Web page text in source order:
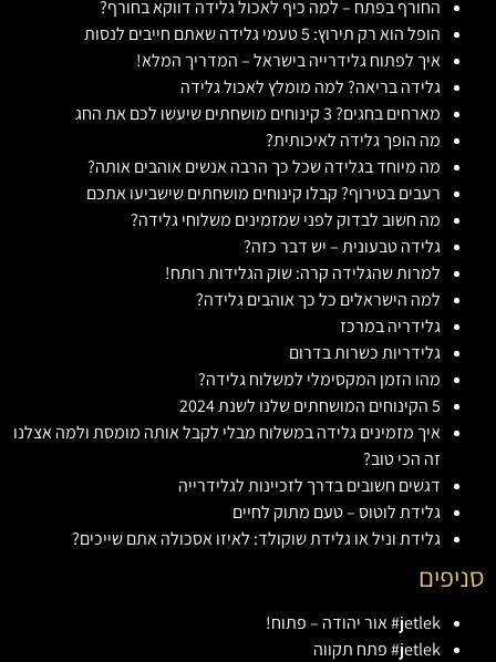
החורף בפתח – למה כיף לאכול גלידה דווקא בחורף?
הופל הוא רק תירוץ: 5 טעמי גלידה שאתם חייבים לנסות
איך לפתוח גלידרייה בישראל – המדריך המלא!
גלידה בריאה? למה מומלץ לאכול גלידה
מארחים בחגים? 3 קינוחים מושחתים שיעשו לכם את החג
מה הופך גלידה לאיכותית?
מה מיוחד בגלידה שכל כך הרבה אנשים אוהבים אותה?
רעבים בטירוף? קבלו קינוחים מושחתים שישביעו אתכם
מה חשוב לבדוק לפני שמזמינים משלוחי גלידה?
גלידה טבעונית – יש דבר כזה?
למרות שהגלידה קרה: שוק הגלידות רותח!
למה הישראלים כל כך אוהבים גלידה?
גלידריה במרכז
גלידריות כשרות בדרום
מהו הזמן המקסימלי למשלוח גלידה?
5 הקינוחים המושחתים שלנו לשנת 2024
איך מזמינים גלידה במשלוח מבלי לקבל אותה מומסת ולמה אצלנו
זה הכי טוב?
דגשים חשובים בדרך לזכיינות לגלידרייה
גלידת לוטוס – טעם מתוק לחיים
גלידת וניל או גלידת שוקולד: לאיזו אסכולה אתם שייכים?
סניפים
jetlek# אור יהודה – פתוח!
jetlek# פתח תקווה